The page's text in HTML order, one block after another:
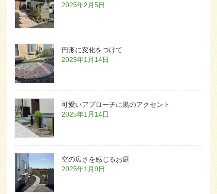
2025年2月5日
円形に変化をつけて
2025年1月14日
可愛いアプローチに黒のアクセント
2025年1月14日
空の広さを感じるお庭
2025年1月9日